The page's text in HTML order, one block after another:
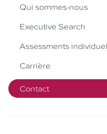
Qui sommes-nous
Executive Search
Assessments
Carrière
Contact